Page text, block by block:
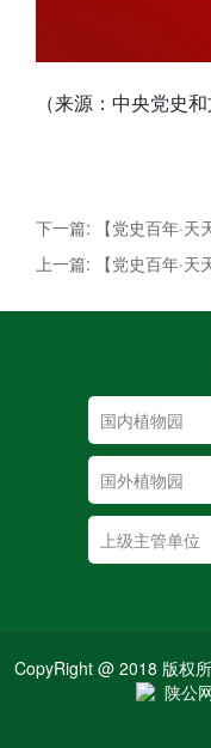
（来源：中央党史
下一篇: 【党史百年·天
上一篇: 【党史百年·天
CopyRight @ 2018 版权
陕公